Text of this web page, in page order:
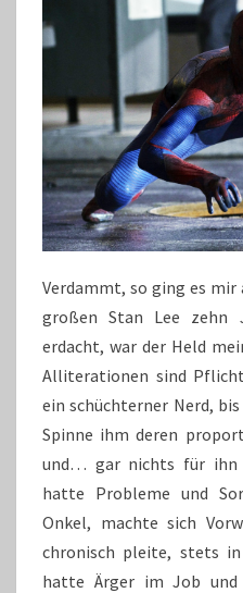
Verdammt, so ging es mir
großen Stan Lee zehn
erdacht, war der Held
Alliterationen sind
ein schüchterner Nerd,
Spinne ihm deren
und… gar nichts für ihn
hatte Probleme und
Onkel, machte sich
chronisch pleite, stets
hatte Ärger im Job